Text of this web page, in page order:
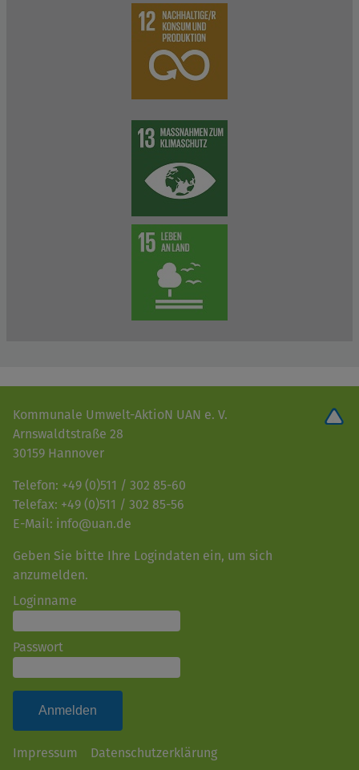
Kommunale Umwelt-AktioN UAN e. V.
Arnswaldtstraße 28
30159 Hannover
Telefon: +49 (0)511 / 302 85-60
Telefax: +49 (0)511 / 302 85-56
E-Mail: info@uan.de
Geben Sie bitte Ihre Logindaten ein, um sich
anzumelden.
Loginname
Passwort
Impressum Datenschutzerklärung